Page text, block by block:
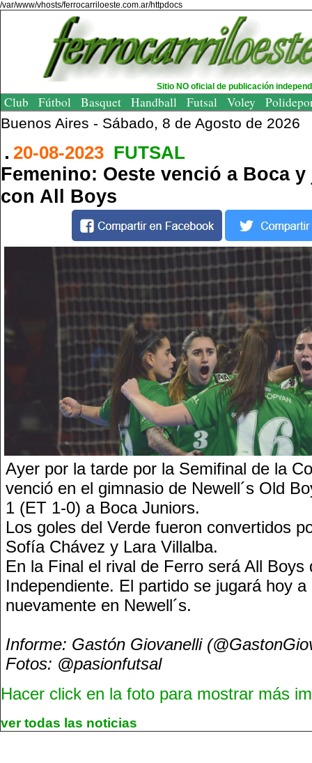
/var/www/vhosts/ferrocarriloeste.com.ar/httpdocs
Sitio NO oficial de publicación
Club Fútbol Basquet Handball Futsal Voley
Buenos Aires - Sábado, 8 de Agosto de 2026
20-08-2023 FUTSAL
Femenino: Oeste venció a Boca
con All Boys
Ayer por la tarde por la Semifinal de la
venció en el gimnasio de Newell´s Old
1 (ET 1-0) a Boca Juniors.
Los goles del Verde fueron convertidos
Sofía Chávez y Lara Villalba.
En la Final el rival de Ferro será All Boys
Independiente. El partido se jugará hoy
nuevamente en Newell´s.
Informe: Gastón Giovanelli
Fotos: @pasionfutsal
Hacer click en la foto para mostrar más
ver todas las noticias